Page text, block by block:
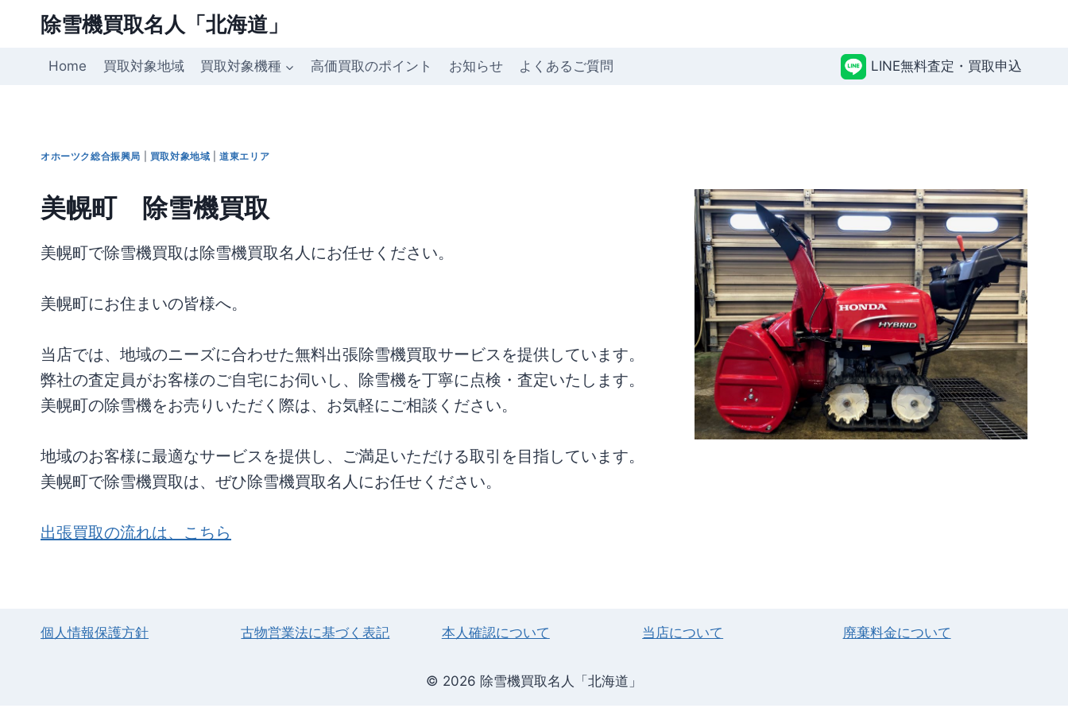
除雪機買取名人「北海道」
Home 買取対象地域 買取対象機種 高価買取のポイント お知らせ よくあるご質問 LINE無料査定・買取申込
オホーツク総合振興局 買取対象地域 |道東エリア
美幌町 除雪機買取
美幌町で除雪機買取は除雪機買取名人にお任せください。
美幌町にお住まいの皆様へ。
当店では、地域のニーズに合わせた無料出張除雪機買取サービスを提供しています。
弊社の査定員がお客様のご自宅にお伺いし、除雪機を丁寧に点検・査定いたします。
美幌町の除雪機をお売りいただく際は、お気軽にご相談ください。
地域のお客様に最適なサービスを提供し、ご満足いただける取引を目指しています。
美幌町で除雪機買取は、ぜひ除雪機買取名人にお任せください。
出張買取の流れは、こちら
個人情報保護方針 古物営業法に基づく表記 本人確認について 当店について 廃棄料金について
© 2026 除雪機買取名人「北海道」